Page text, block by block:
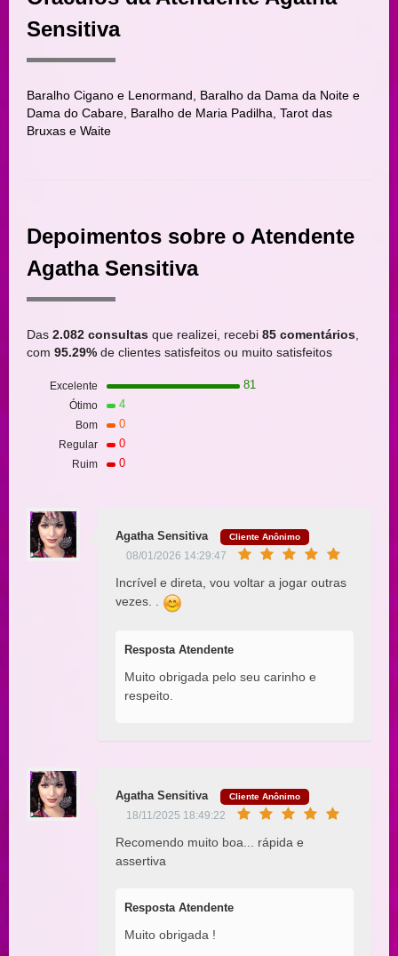
Sensitiva
Baralho Cigano e Lenormand, Baralho da Dama da Noite e
Dama do Cabare, Baralho de Maria Padilha, Tarot das
Bruxas e Waite
Depoimentos sobre o Atendente
Agatha Sensitiva
Das 2.082 consultas que realizei, recebi 85 comentários,
com 95.29% de clientes satisfeitos ou muito satisfeitos
Excelente 81
Ótimo 4
Bom 0
Regular 0
Ruim 0
Agatha Sensitiva Cliente Anônimo
08/01/2026 14:29:47
Incrível e direta, vou voltar a jogar outras
vezes. .
Resposta Atendente
Muito obrigada pelo seu carinho e
respeito.
Agatha Sensitiva Cliente Anônimo
18/11/2025 18:49:22
Recomendo muito boa... rápida e
assertiva
Resposta Atendente
Muito obrigada !